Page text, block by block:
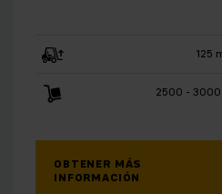
2500 - 3000 kg